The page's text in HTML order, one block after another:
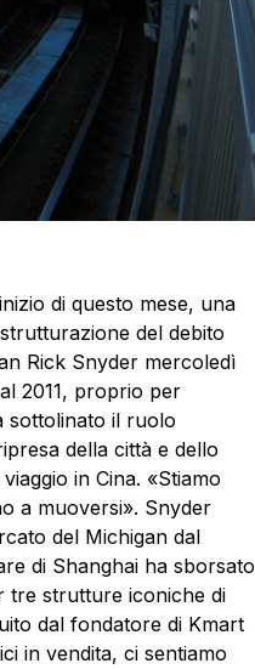
di questo mese, una
del debito
Rick Snyder mercoledì
2011, proprio per
sottolinato il ruolo
della città e dello
in Cina. «Stiamo
a muoversi». Snyder
del Michigan dal
di Shanghai ha sborsato
tre strutture iconiche di
dal fondatore di Kmart
in vendita, ci sentiamo